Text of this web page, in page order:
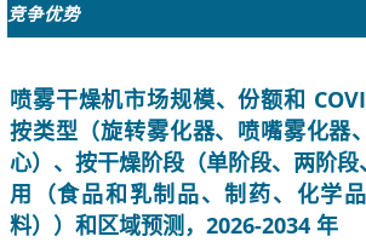
竞争优势
喷雾干燥机市场规模、份额和
按类型（旋转雾化器、喷嘴雾化器
心）、按干燥阶段（单阶段、两阶
用（食品和乳制品、制药、化学
料））和区域预测，2026-2034 年